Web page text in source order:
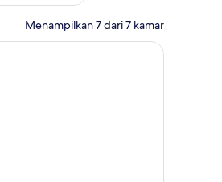
Menampilkan 7 dari 7 kamar
setrika, dan Wi-Fi gratis
Kamar Double Superior | Brankas, meja